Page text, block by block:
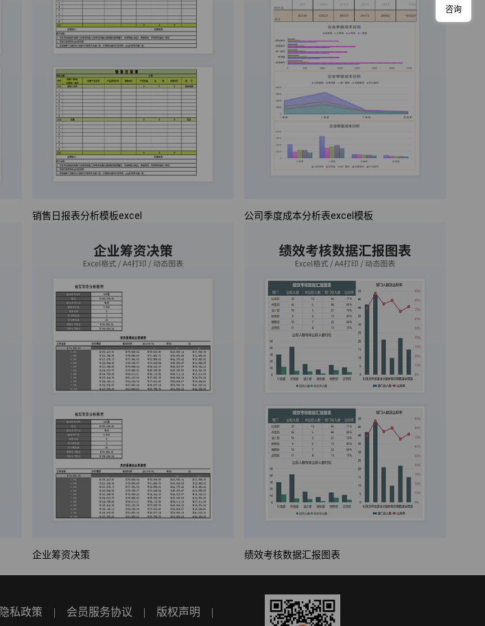
销售日报表分析模板excel 公司季度成本分析表excel模板
企业筹资决策 绩效考核数据汇报图表
咨询
隐私政策 | 会员服务协议 | 版权声明 |